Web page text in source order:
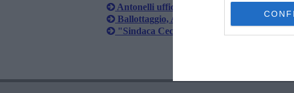
Antonelli ufficialmente fuori dal consiglio
Ballottaggio, Antonelli va all'attacco
"Sindaca Ceccardi?" No, chiamatemi